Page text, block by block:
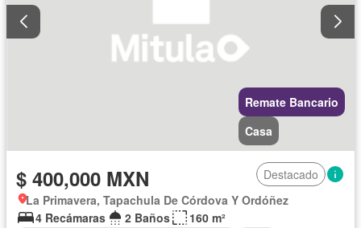
Remate Bancario
Casa
$ 400,000 MXN
Destacado
La Primavera, Tapachula De Córdova Y Ordóñez
4 Recámaras
2 Baños
160 m²